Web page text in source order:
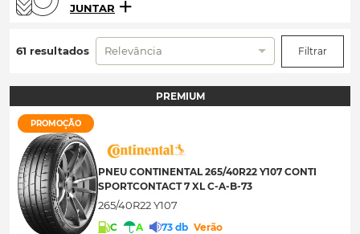
JUNTAR
61 resultados Relevância Filtrar
PREMIUM
PROMOÇÃO
PNEU CONTINENTAL 265/40R22 Y107 CONTI
SPORTCONTACT 7 XL C-A-B-73
265/40R22 Y107
C A 73 db Verão